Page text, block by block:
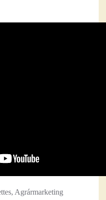
Agrármarketing